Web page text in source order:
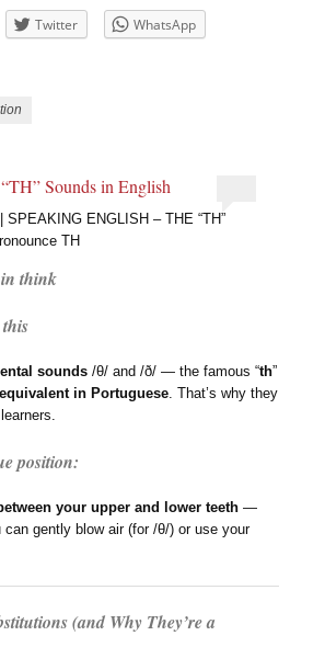
Twitter
WhatsApp
Sounds in English
in think
sounds /θ/ and /ð/ — the famous “th”
in Portuguese . That’s why they
position:
your upper and lower teeth —
can gently blow air (for /θ/) or use your
(and Why They’re a